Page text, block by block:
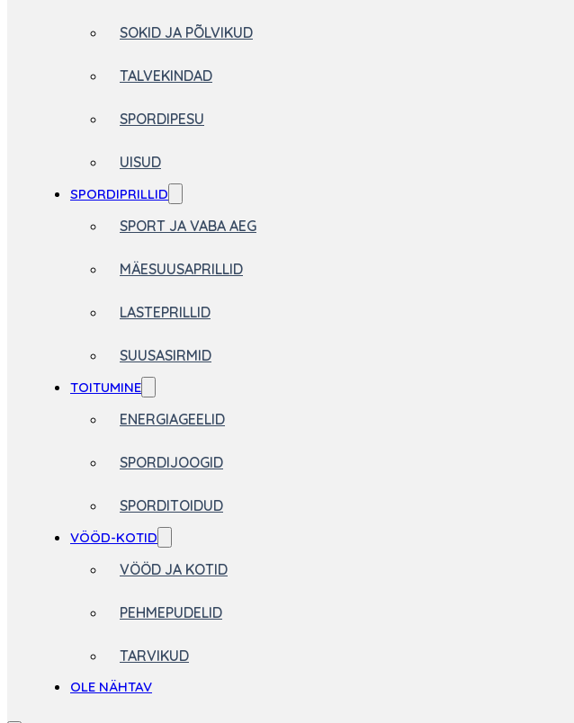
SOKID JA PÕLVIKUD
TALVEKINDAD
SPORDIPESU
UISUD
SPORDIPRILLID
SPORT JA VABA AEG
MÄESUUSAPRILLID
LASTEPRILLID
SUUSASIRMID
TOITUMINE
ENERGIAGEELID
SPORDIJOOGID
SPORDITOIDUD
VÖÖD-KOTID
VÖÖD JA KOTID
PEHMEPUDELID
TARVIKUD
OLE NÄHTAV